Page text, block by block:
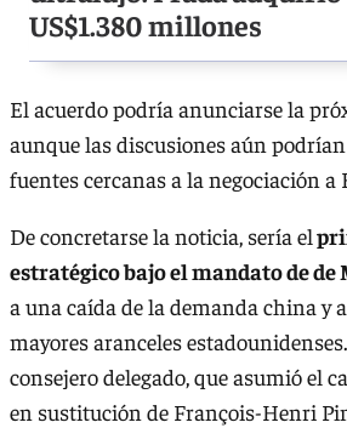
US$1.380 millones
El acuerdo podría anunciarse la
aunque las discusiones aún
fuentes cercanas a la negociación a
De concretarse la noticia, sería el
estratégico bajo el mandato de de
a una caída de la demanda china y
mayores aranceles
consejero delegado, que asumió el
en sustitución de François-Henri